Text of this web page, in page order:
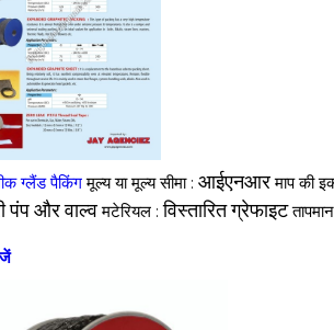
ग्लैंड पैकिंग मूल्य या मूल्य सीमा : आईएनआर माप की
पंप और वाल्व मटेरियल :विस्तारित ग्रेफाइट